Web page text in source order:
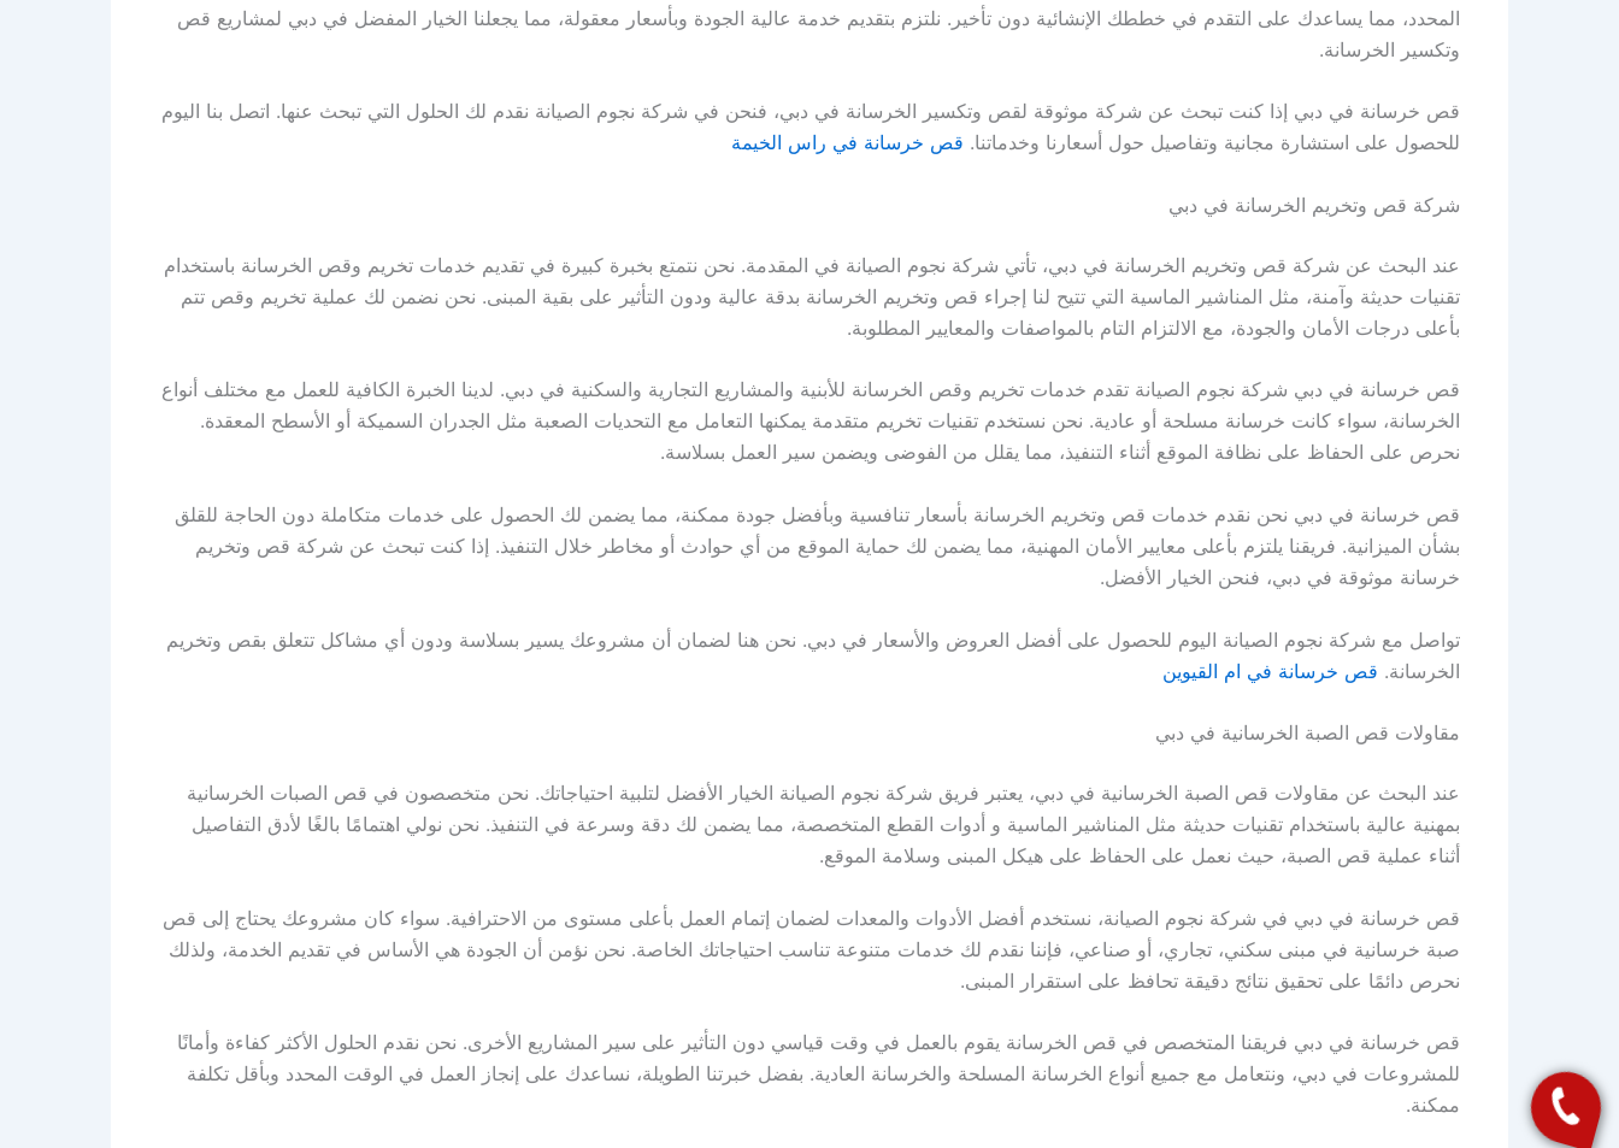
المحدد، مما يساعدك على التقدم في خططك الإنشائية دون تأخير. نلتزم بتقديم خدمة عالية الجودة وبأسعار معقولة، مما يجعلنا الخيار المفضل في دبي لمشاريع قص
وتكسير الخرسانة.
قص خرسانة في دبي إذا كنت تبحث عن شركة موثوقة لقص وتكسير الخرسانة في دبي، فنحن في شركة نجوم الصيانة نقدم لك الحلول التي تبحث عنها. اتصل بنا اليوم
للحصول على استشارة مجانية وتفاصيل حول أسعارنا وخدماتنا. قص خرسانة في راس الخيمة
شركة قص وتخريم الخرسانة في دبي
عند البحث عن شركة قص وتخريم الخرسانة في دبي، تأتي شركة نجوم الصيانة في المقدمة. نحن نتمتع بخبرة كبيرة في تقديم خدمات تخريم وقص الخرسانة باستخدام
تقنيات حديثة وآمنة، مثل المناشير الماسية التي تتيح لنا إجراء قص وتخريم الخرسانة بدقة عالية ودون التأثير على بقية المبنى. نحن نضمن لك عملية تخريم وقص تتم
بأعلى درجات الأمان والجودة، مع الالتزام التام بالمواصفات والمعايير المطلوبة.
قص خرسانة في دبي شركة نجوم الصيانة تقدم خدمات تخريم وقص الخرسانة للأبنية والمشاريع التجارية والسكنية في دبي. لدينا الخبرة الكافية للعمل مع مختلف أنواع
الخرسانة، سواء كانت خرسانة مسلحة أو عادية. نحن نستخدم تقنيات تخريم متقدمة يمكنها التعامل مع التحديات الصعبة مثل الجدران السميكة أو الأسطح المعقدة.
نحرص على الحفاظ على نظافة الموقع أثناء التنفيذ، مما يقلل من الفوضى ويضمن سير العمل بسلاسة.
قص خرسانة في دبي نحن نقدم خدمات قص وتخريم الخرسانة بأسعار تنافسية وبأفضل جودة ممكنة، مما يضمن لك الحصول على خدمات متكاملة دون الحاجة للقلق
بشأن الميزانية. فريقنا يلتزم بأعلى معايير الأمان المهنية، مما يضمن لك حماية الموقع من أي حوادث أو مخاطر خلال التنفيذ. إذا كنت تبحث عن شركة قص وتخريم
خرسانة موثوقة في دبي، فنحن الخيار الأفضل.
تواصل مع شركة نجوم الصيانة اليوم للحصول على أفضل العروض والأسعار في دبي. نحن هنا لضمان أن مشروعك يسير بسلاسة ودون أي مشاكل تتعلق بقص وتخريم
الخرسانة. قص خرسانة في ام القيوين
مقاولات قص الصبة الخرسانية في دبي
عند البحث عن مقاولات قص الصبة الخرسانية في دبي، يعتبر فريق شركة نجوم الصيانة الخيار الأفضل لتلبية احتياجاتك. نحن متخصصون في قص الصبات الخرسانية
بمهنية عالية باستخدام تقنيات حديثة مثل المناشير الماسية و أدوات القطع المتخصصة، مما يضمن لك دقة وسرعة في التنفيذ. نحن نولي اهتمامًا بالغًا لأدق التفاصيل
أثناء عملية قص الصبة، حيث نعمل على الحفاظ على هيكل المبنى وسلامة الموقع.
قص خرسانة في دبي في شركة نجوم الصيانة، نستخدم أفضل الأدوات والمعدات لضمان إتمام العمل بأعلى مستوى من الاحترافية. سواء كان مشروعك يحتاج إلى قص
صبة خرسانية في مبنى سكني، تجاري، أو صناعي، فإننا نقدم لك خدمات متنوعة تناسب احتياجاتك الخاصة. نحن نؤمن أن الجودة هي الأساس في تقديم الخدمة، ولذلك
نحرص دائمًا على تحقيق نتائج دقيقة تحافظ على استقرار المبنى.
قص خرسانة في دبي فريقنا المتخصص في قص الخرسانة يقوم بالعمل في وقت قياسي دون التأثير على سير المشاريع الأخرى. نحن نقدم الحلول الأكثر كفاءة وأمانًا
للمشروعات في دبي، ونتعامل مع جميع أنواع الخرسانة المسلحة والخرسانة العادية. بفضل خبرتنا الطويلة، نساعدك على إنجاز العمل في الوقت المحدد وبأقل تكلفة
ممكنة.